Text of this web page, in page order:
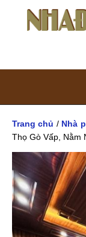
Trang chủ / Nhà
Thọ Gò Vấp, Nằm